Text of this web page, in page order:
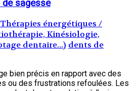
sagesse
énergétiques /
Kinésiologie,
dentaire...) dents de
bien précis en rapport avec des
ou des frustrations refoulées. Les